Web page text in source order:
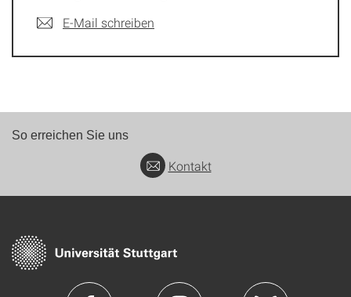
E-Mail schreiben
So erreichen Sie uns
Kontakt